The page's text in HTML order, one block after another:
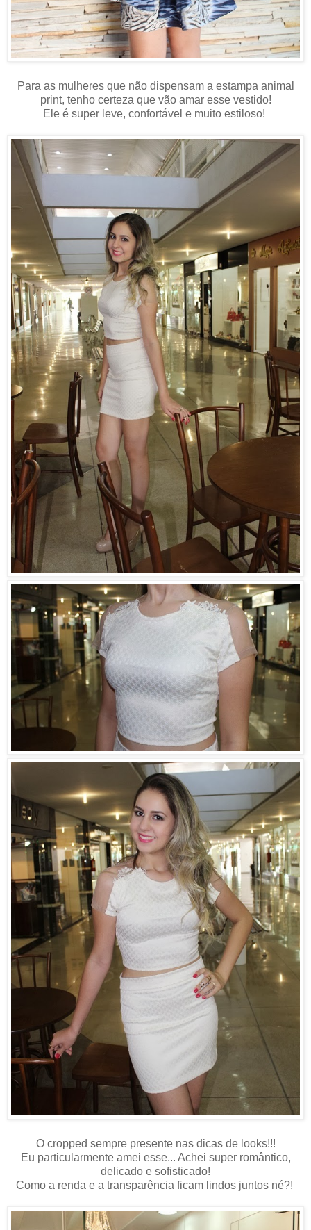
Para as mulheres que não dispensam a estampa animal
print, tenho certeza que vão amar esse vestido!
Ele é super leve, confortável e muito estiloso!
O cropped sempre presente nas dicas de looks!!!
Eu particularmente amei esse... Achei super romântico,
delicado e sofisticado!
Como a renda e a transparência ficam lindos juntos né?!